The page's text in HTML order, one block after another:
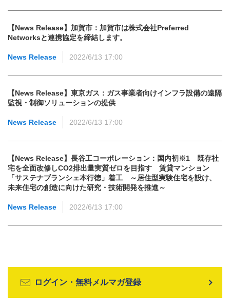
【News Release】加賀市：加賀市は株式会社Preferred
Networksと連携協定を締結します。
News Release 2022/6/13 17:00
【News Release】東京ガス：ガス事業者向けインフラ設備の遠隔
監視・制御ソリューションの提供
News Release 2022/6/13 17:00
【News Release】長谷工コーポレーション：国内初※1 既存社
宅を全面改修しCO2排出量実質ゼロを目指す 賃貸マンション
「サステナブランシェ本行徳」着工 ～居住型実験住宅を設け、
未来住宅の創造に向けた研究・技術開発を推進～
News Release 2022/6/13 17:00
ログイン・無料メルマガ登録